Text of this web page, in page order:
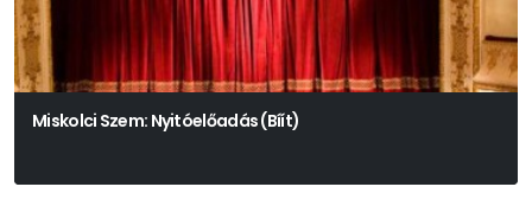
Miskolci Szem: Nyitóelőadás (Bíít)